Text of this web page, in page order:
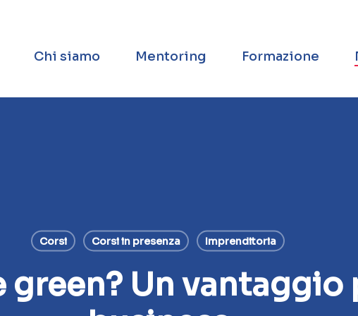
Chi siamo Mentoring Formazione
Corsi Corsi in presenza Imprenditoria
green? Un vantaggio